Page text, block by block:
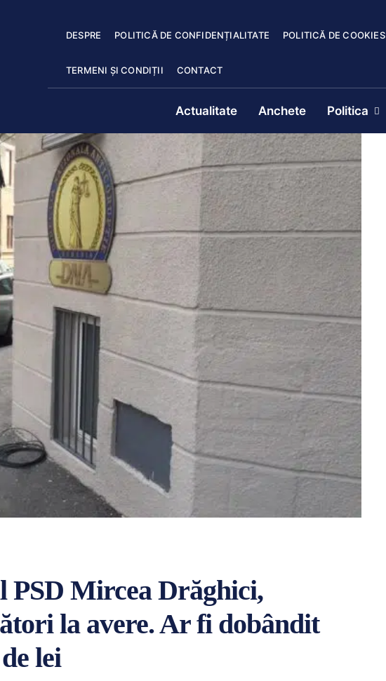
DESPRE POLITICĂ DE CONFIDENȚIALITATE POLITICĂ DE COOKIES
TERMENI ȘI CONDIȚII CONTACT
Actualitate Anchete Politica
PSD Mircea Drăghici,
la avere. Ar fi dobândit
lei